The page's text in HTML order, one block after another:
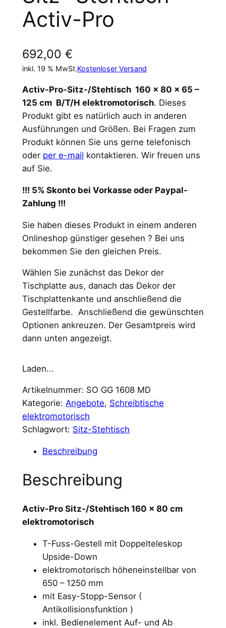
Activ-Pro
692,00 €
inkl. 19 % MwSt.Kostenloser Versand
Activ-Pro-Sitz-/Stehtisch 160 x 80 x 65 –
125 cm B/T/H elektromotorisch. Dieses
Produkt gibt es natürlich auch in anderen
Ausführungen und Größen. Bei Fragen zum
Produkt können Sie uns gerne telefonisch
oder per e-mail kontaktieren. Wir freuen uns
auf Sie.
!!! 5% Skonto bei Vorkasse oder Paypal-
Zahlung !!!
Sie haben dieses Produkt in einem anderen
Onlineshop günstiger gesehen ? Bei uns
bekommen Sie den gleichen Preis.
Wählen Sie zunächst das Dekor der
Tischplatte aus, danach das Dekor der
Tischplattenkante und anschließend die
Gestellfarbe. Anschließend die gewünschten
Optionen ankreuzen. Der Gesamtpreis wird
dann unten angezeigt.
Laden...
Artikelnummer: SO GG 1608 MD
Kategorie: Angebote, Schreibtische
elektromotorisch
Schlagwort: Sitz-Stehtisch
Beschreibung
Beschreibung
Activ-Pro Sitz-/Stehtisch 160 x 80 cm
elektromotorisch
T-Fuss-Gestell mit Doppelteleskop
Upside-Down
elektromotorisch höheneinstellbar von
650 – 1250 mm
mit Easy-Stopp-Sensor (
Antikollisionsfunktion )
inkl. Bedienelement Auf- und Ab